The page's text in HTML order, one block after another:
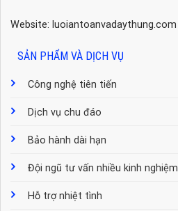
Website: luoiantoanvadaythung.com
SẢN PHẨM VÀ DỊCH VỤ
Công nghệ tiên tiến
Dịch vụ chu đáo
Bảo hành dài hạn
Đội ngũ tư vấn nhiều kinh nghiệm
Hỗ trợ nhiệt tình